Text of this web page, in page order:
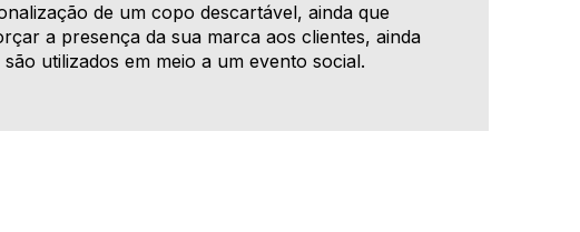
de um copo descartável, ainda que
a presença da sua marca aos clientes, ainda
utilizados em meio a um evento social.